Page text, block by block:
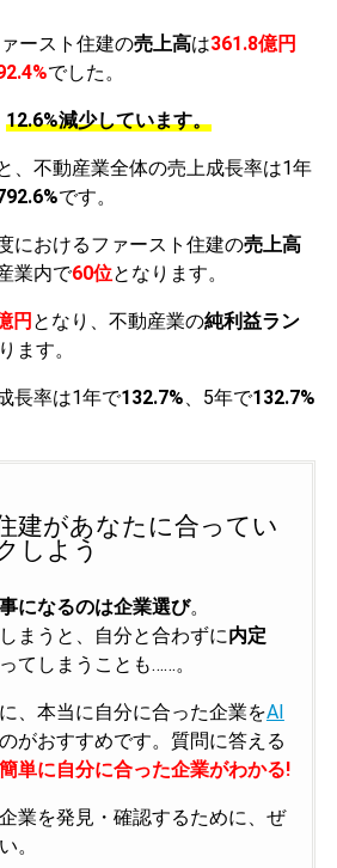
ースト住建の売上高は361.8億円
でした。
12.6%減少しています。
、不動産業全体の売上成長率は1年
です。
におけるファースト住建の売上高
業内で60位となります。
円 となり、不動産業の純利益ラン
ます。
長率は1年で132.7%、5年で132.7%
建があなたに合ってい
しよう
になるのは企業選び。
まうと、自分と合わずに内定
てしまうことも……。
、本当に自分に合った企業をAI
のがおすすめです。質問に答える
単に自分に合った企業がわかる!
業を発見・確認するために、ぜ
。